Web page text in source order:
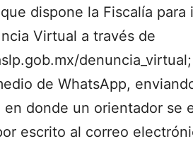
dispone la Fiscalía
Virtual a través de
de WhatsApp,
en donde un orientador se
escrito al correo